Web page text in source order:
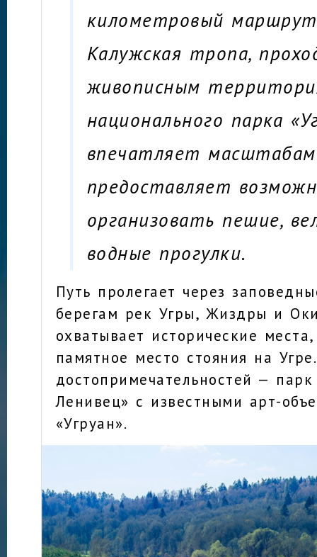
километровый
Калужская тропа,
живописным
национального парка
впечатляет
предоставляет
организовать пешие,
водные прогулки.
Путь пролегает через
берегам рек Угры, Жиздры и
охватывает исторические
памятное место стояния на
достопримечательностей —
Ленивец» с известными арт-
«Угруан».